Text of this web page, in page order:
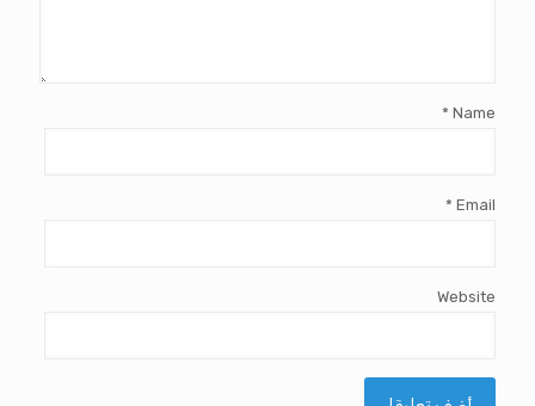
Name
*
Email
*
Website